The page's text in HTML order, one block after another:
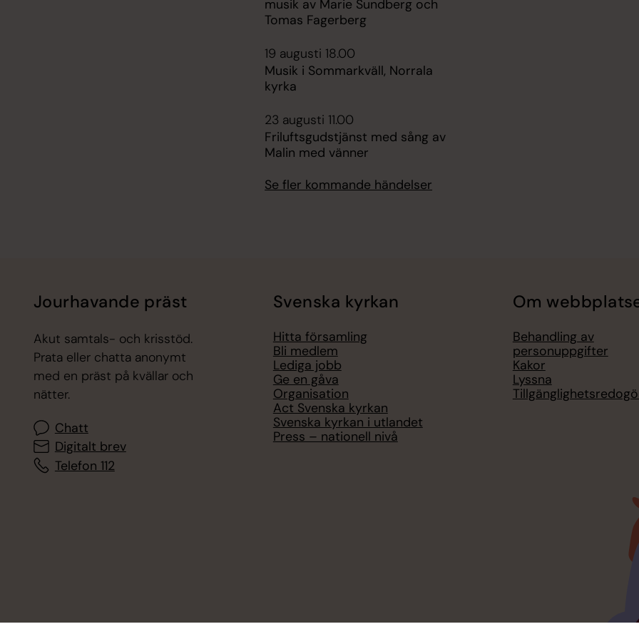
musik av Marie Sundberg och
Tomas Fagerberg
19 augusti 18.00
Musik i Sommarkväll, Norrala
kyrka
23 augusti 11.00
Friluftsgudstjänst med sång av
Malin med vänner
Se fler kommande händelser
Jourhavande präst
Akut samtals- och krisstöd.
Prata eller chatta anonymt
med en präst på kvällar och
nätter.
Chatt
Digitalt brev
Telefon 112
Svenska kyrkan
Hitta församling
Bli medlem
Lediga jobb
Ge en gåva
Organisation
Act Svenska kyrkan
Svenska kyrkan i utlandet
Press – nationell nivå
Om
Behandling av
personuppgifter
Kakor
Lyssna